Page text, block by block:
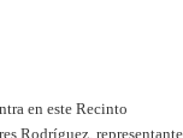
en este Recinto
Rodríguez, representante